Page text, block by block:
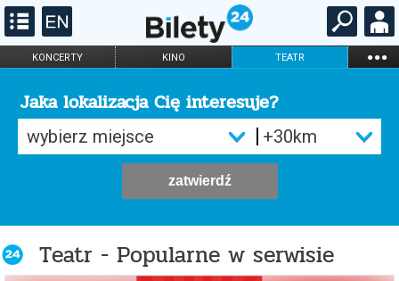
KONCERTY KINO TEATR ...
ONLINE
Jaka lokalizacja Cię interesuje?
zatwierdź
Teatr - Popularne w serwisie